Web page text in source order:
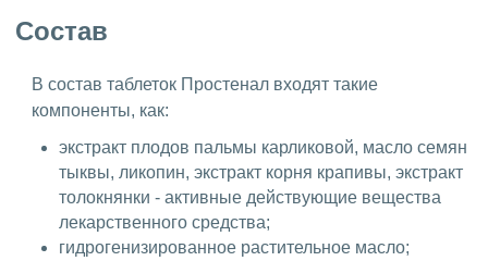
Состав
В состав таблеток Простенал входят такие
компоненты, как:
экстракт плодов пальмы карликовой, масло семян
тыквы, ликопин, экстракт корня крапивы, экстракт
толокнянки - активные действующие вещества
лекарственного средства;
гидрогенизированное растительное масло;